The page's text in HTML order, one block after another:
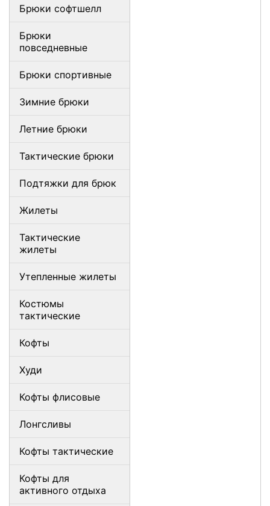
Брюки софтшелл
Брюки
повседневные
Брюки спортивные
Зимние брюки
Летние брюки
Тактические брюки
Подтяжки для брюк
Жилеты
Тактические
жилеты
Утепленные жилеты
Костюмы
тактические
Кофты
Худи
Кофты флисовые
Лонгсливы
Кофты тактические
Кофты для
активного отдыха